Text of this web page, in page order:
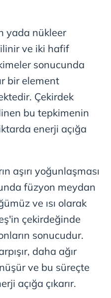
yada nükleer
ve iki hafif
sonucunda
bir element
Çekirdek
bu tepkimenin
enerji açığa
aşırı yoğunlaşması
füzyon meydan
ve ısı olarak
çekirdeğinde
sonucudur.
daha ağır
ve bu süreçte
açığa çıkarır.